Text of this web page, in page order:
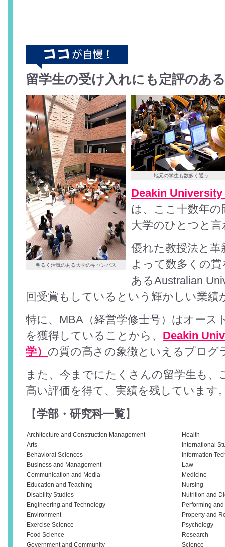
留学生の受け入れにも定評のあ
明るく活気のある大学のキャンパス
地元の学生も数多く通う
Deakin
は、ここ十数年
大学のひとつと
優れた教授法と
よって数多くの
あるAustralian
回受賞もしているという輝かしい業績
特に、MBA（経営学修士号）はオース
を獲得していることから、 Deakin
学） の質の高さの象徴といえるプログ
また、今までにたくさんの留学生も
高い評価を得て、実績を残しています
【学部・研究科一覧】
Architecture and Construction Management
Health
Arts
International
Behavioral Sciences
Information
Business and Management
Law
Communication and Media
Medicine
Education and Teaching
Nursing
Disability Studies
Nutrition and
Engineering and Technology
Performing
Environment
Property and
Exercise Science
Psychology
Food Science
Research
Government and Community
Science